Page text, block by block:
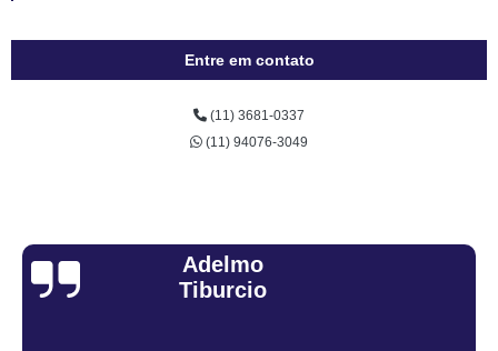
Entre em contato
(11) 3681-0337
(11) 94076-3049
Sandra Fiuza